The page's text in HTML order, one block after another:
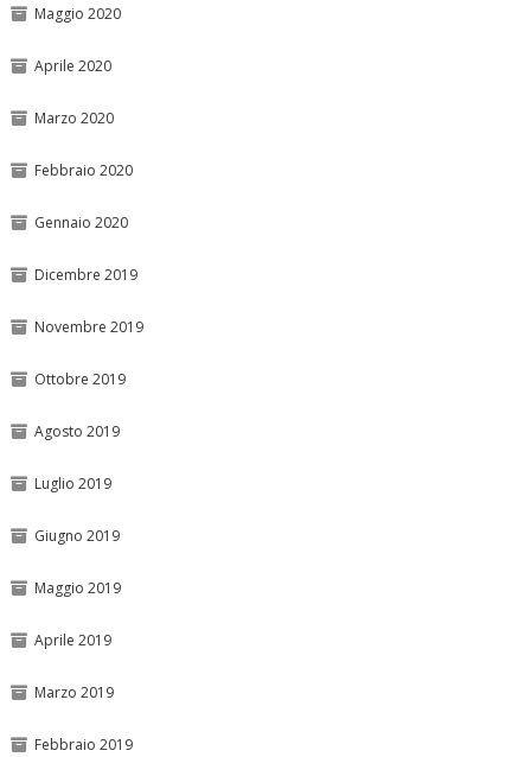
Maggio 2020
Aprile 2020
Marzo 2020
Febbraio 2020
Gennaio 2020
Dicembre 2019
Novembre 2019
Ottobre 2019
Agosto 2019
Luglio 2019
Giugno 2019
Maggio 2019
Aprile 2019
Marzo 2019
Febbraio 2019